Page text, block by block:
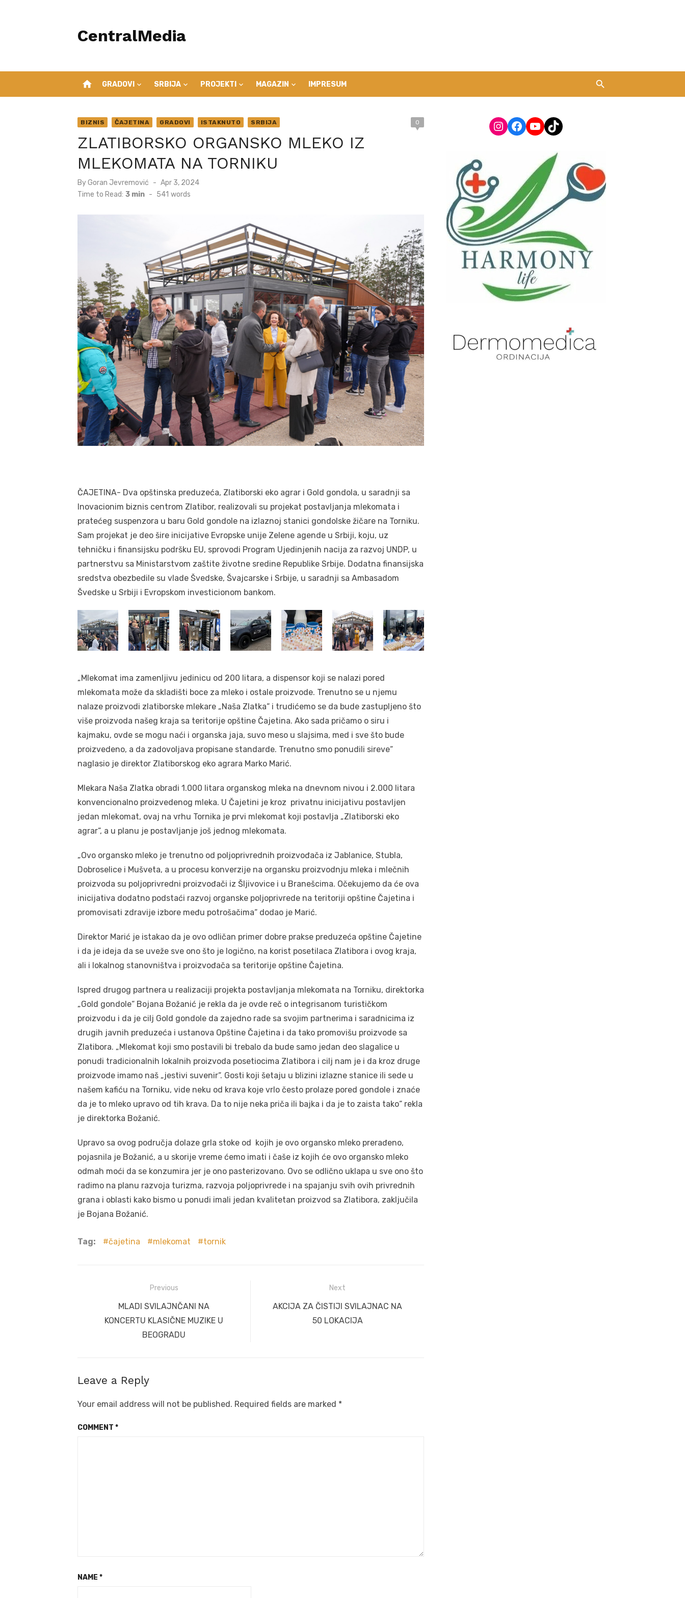
CentralMedia
home GRADOVI SRBIJA PROJEKTI MAGAZIN IMPRESUM
BIZNIS ČAJETINA GRADOVI ISTAKNUTO SRBIJA 0
ZLATIBORSKO ORGANSKO MLEKO IZ
MLEKOMATA NA TORNIKU
ByGoran Jevremović
Posted
on
Apr 3, 2024
Time to Read: 3 min - 541 words
ČAJETINA- Dva opštinska preduzeća, Zlatiborski eko agrar i Gold gondola, u saradnji sa
Inovacionim biznis centrom Zlatibor, realizovali su projekat postavljanja mlekomata i
pratećeg suspenzora u baru Gold gondole na izlaznoj stanici gondolske žičare na Torniku.
Sam projekat je deo šire inicijative Evropske unije Zelene agende u Srbiji, koju, uz
tehničku i finansijsku podršku EU, sprovodi Program Ujedinjenih nacija za razvoj UNDP, u
partnerstvu sa Ministarstvom zaštite životne sredine Republike Srbije. Dodatna finansijska
sredstva obezbedile su vlade Švedske, Švajcarske i Srbije, u saradnji sa Ambasadom
Švedske u Srbiji i Evropskom investicionom bankom.
„Mlekomat ima zamenljivu jedinicu od 200 litara, a dispensor koji se nalazi pored
mlekomata može da skladišti boce za mleko i ostale proizvode. Trenutno se u njemu
nalaze proizvodi zlatiborske mlekare „Naša Zlatka“ i trudićemo se da bude zastupljeno što
više proizvoda našeg kraja sa teritorije opštine Čajetina. Ako sada pričamo o siru i
kajmaku, ovde se mogu naći i organska jaja, suvo meso u slajsima, med i sve što bude
proizvedeno, a da zadovoljava propisane standarde. Trenutno smo ponudili sireve“
naglasio je direktor Zlatiborskog eko agrara Marko Marić.
Mlekara Naša Zlatka obradi 1.000 litara organskog mleka na dnevnom nivou i 2.000 litara
konvencionalno proizvedenog mleka. U Čajetini je kroz privatnu inicijativu postavljen
jedan mlekomat, ovaj na vrhu Tornika je prvi mlekomat koji postavlja „Zlatiborski eko
agrar“, a u planu je postavljanje još jednog mlekomata.
„Ovo organsko mleko je trenutno od poljoprivrednih proizvođača iz Jablanice, Stubla,
Dobroselice i Mušveta, a u procesu konverzije na organsku proizvodnju mleka i mlečnih
proizvoda su poljoprivredni proizvođači iz Šljivovice i u Branešcima. Očekujemo da će ova
inicijativa dodatno podstaći razvoj organske poljoprivrede na teritoriji opštine Čajetina i
promovisati zdravije izbore među potrošačima“ dodao je Marić.
Direktor Marić je istakao da je ovo odličan primer dobre prakse preduzeća opštine Čajetine
i da je ideja da se uveže sve ono što je logično, na korist posetilaca Zlatibora i ovog kraja,
ali i lokalnog stanovništva i proizvođača sa teritorije opštine Čajetina.
Ispred drugog partnera u realizaciji projekta postavljanja mlekomata na Torniku, direktorka
„Gold gondole“ Bojana Božanić je rekla da je ovde reč o integrisanom turističkom
proizvodu i da je cilj Gold gondole da zajedno rade sa svojim partnerima i saradnicima iz
drugih javnih preduzeća i ustanova Opštine Čajetina i da tako promovišu proizvode sa
Zlatibora. „Mlekomat koji smo postavili bi trebalo da bude samo jedan deo slagalice u
ponudi tradicionalnih lokalnih proizvoda posetiocima Zlatibora i cilj nam je i da kroz druge
proizvode imamo naš „jestivi suvenir“. Gosti koji šetaju u blizini izlazne stanice ili sede u
našem kafiću na Torniku, vide neku od krava koje vrlo često prolaze pored gondole i znaće
da je to mleko upravo od tih krava. Da to nije neka priča ili bajka i da je to zaista tako“ rekla
je direktorka Božanić.
Upravo sa ovog područja dolaze grla stoke od kojih je ovo organsko mleko prerađeno,
pojasnila je Božanić, a u skorije vreme ćemo imati i čaše iz kojih će ovo organsko mleko
odmah moći da se konzumira jer je ono pasterizovano. Ovo se odlično uklapa u sve ono što
radimo na planu razvoja turizma, razvoja poljoprivrede i na spajanju svih ovih privrednih
grana i oblasti kako bismo u ponudi imali jedan kvalitetan proizvod sa Zlatibora, zaključila
je Bojana Božanić.
Tag: čajetina mlekomat tornik
navigation
Previous
Previous
post:
MLADI SVILAJNČANI NA
KONCERTU KLASIČNE MUZIKE U
BEOGRADU
Next
Next
AKCIJA ZA ČISTIJI SVILAJNAC NA
50 LOKACIJA
Leave a Reply
Your email address will not be published. Required fields are marked *
COMMENT *
NAME *
Instagram
Facebook
YouTube
TikTok